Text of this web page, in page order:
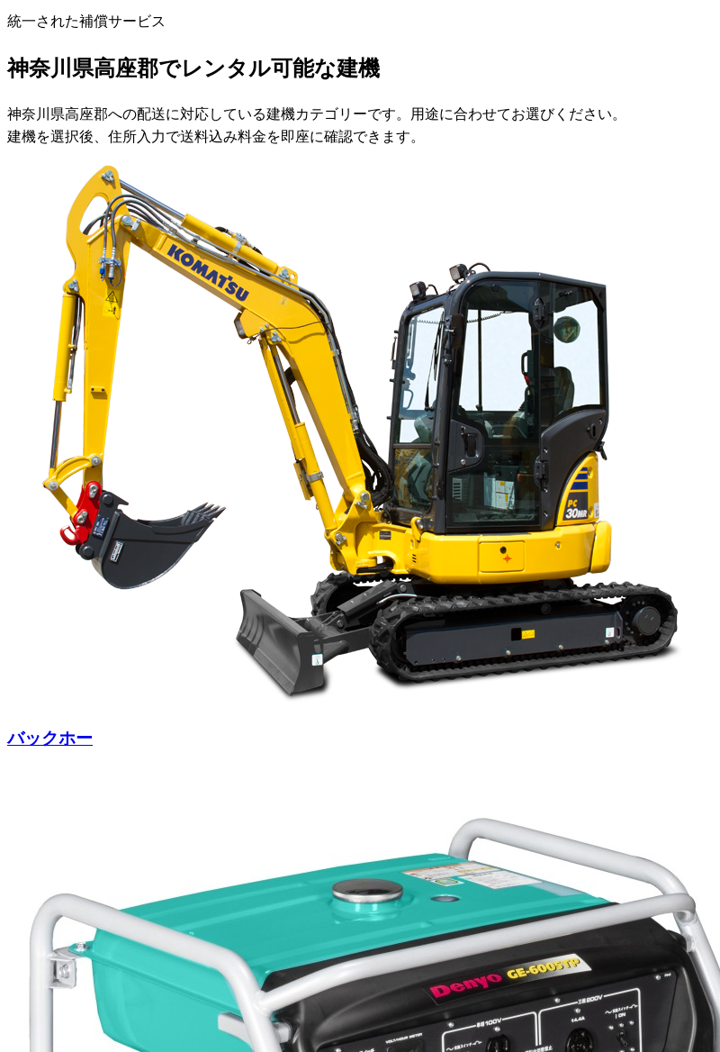
統一された補償サービス
神奈川県高座郡でレンタル可能な建機
神奈川県高座郡への配送に対応している建機カテゴリーです。用途に合わせてお選びください。
建機を選択後、住所入力で送料込み料金を即座に確認できます。
バックホー